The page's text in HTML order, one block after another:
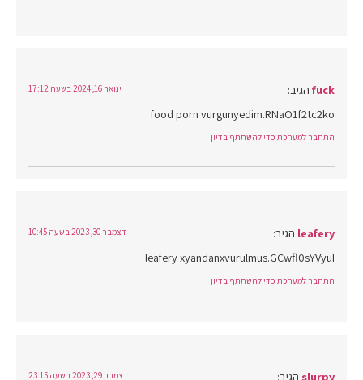
fuck הגיב: ינואר 16, 2024 בשעה 17:12
food porn vurgunyedim.RNaO1f2tc2ko
התחבר למערכת כדי להשתתף בדיון
leafery הגיב: דצמבר 30, 2023 בשעה 10:45
leafery xyandanxvurulmus.GCwfl0sYVyuI
התחבר למערכת כדי להשתתף בדיון
slurpy הגיב: דצמבר 29, 2023 בשעה 23:15